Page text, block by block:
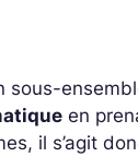
en
il s’agit